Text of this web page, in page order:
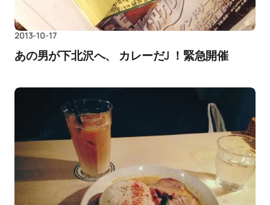
2013-10-17
あの男が下北沢へ、 カレーだJ ！緊急開催